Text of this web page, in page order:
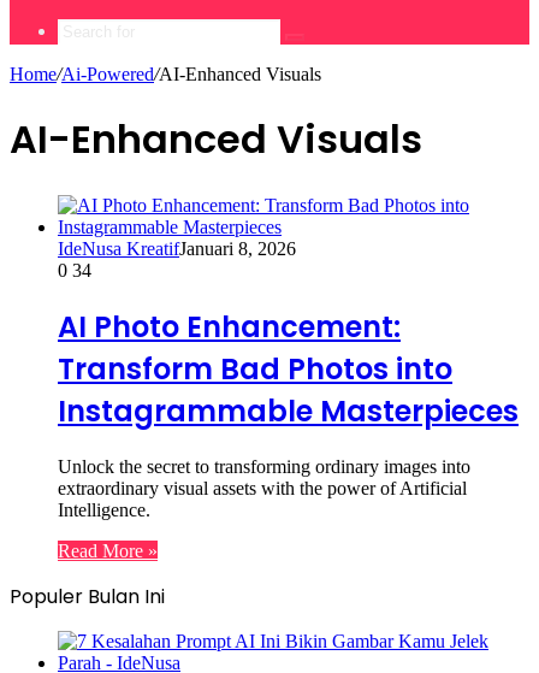
Search
for
Home/Ai-Powered/AI-Enhanced Visuals
AI-Enhanced Visuals
IdeNusa KreatifJanuari 8, 2026
0 34
AI Photo Enhancement:
Transform Bad Photos into
Instagrammable Masterpieces
Unlock the secret to transforming ordinary images into
extraordinary visual assets with the power of Artificial
Intelligence.
Read More »
Populer Bulan Ini